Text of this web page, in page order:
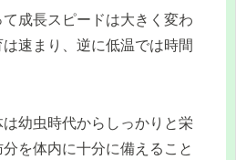
成長スピードは大きく変わ
速まり、逆に低温では時間
幼虫時代からしっかりと栄
を体内に十分に備えること